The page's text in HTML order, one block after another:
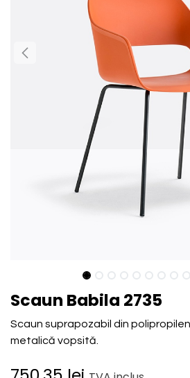
Scaun Babila 2735
Scaun suprapozabil din
metalică vopsită.